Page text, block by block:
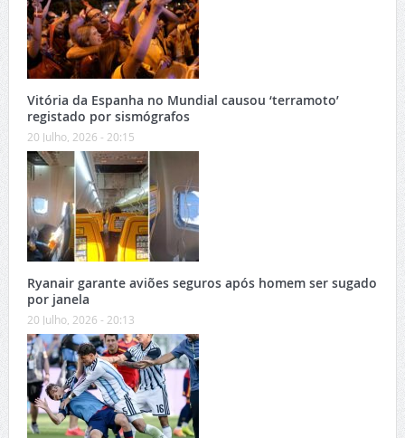
Vitória da Espanha no Mundial causou ‘terramoto’
registado por sismógrafos
20 Julho, 2026 - 20:15
Ryanair garante aviões seguros após homem ser sugado
por janela
20 Julho, 2026 - 20:13